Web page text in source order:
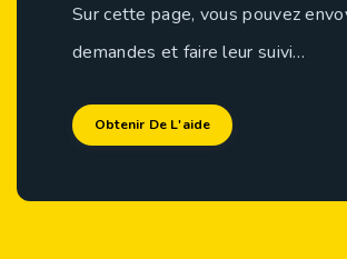
Sur cette page, vous pouvez
demandes et faire leur suivi…
Obtenir De L'aide